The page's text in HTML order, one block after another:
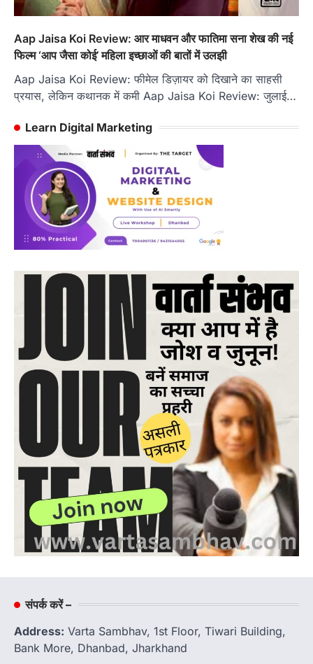
Aap Jaisa Koi Review: आर माधवन और फातिमा सना शेख की नई
फिल्म ‘आप जैसा कोई’ महिला इच्छाओं की बातों में उलझी
Aap Jaisa Koi Review: फीमेल डिज़ायर को दिखाने का साहसी
प्रयास, लेकिन कथानक में कमी Aap Jaisa Koi Review: जुलाई…
Learn Digital Marketing
संपर्क करें –
Address: Varta Sambhav, 1st Floor, Tiwari Building,
Bank More, Dhanbad, Jharkhand